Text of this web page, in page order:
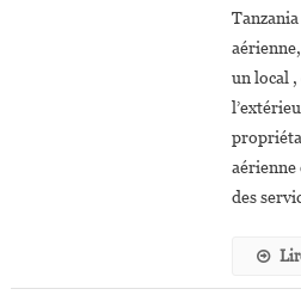
un local ,
aérienne
des